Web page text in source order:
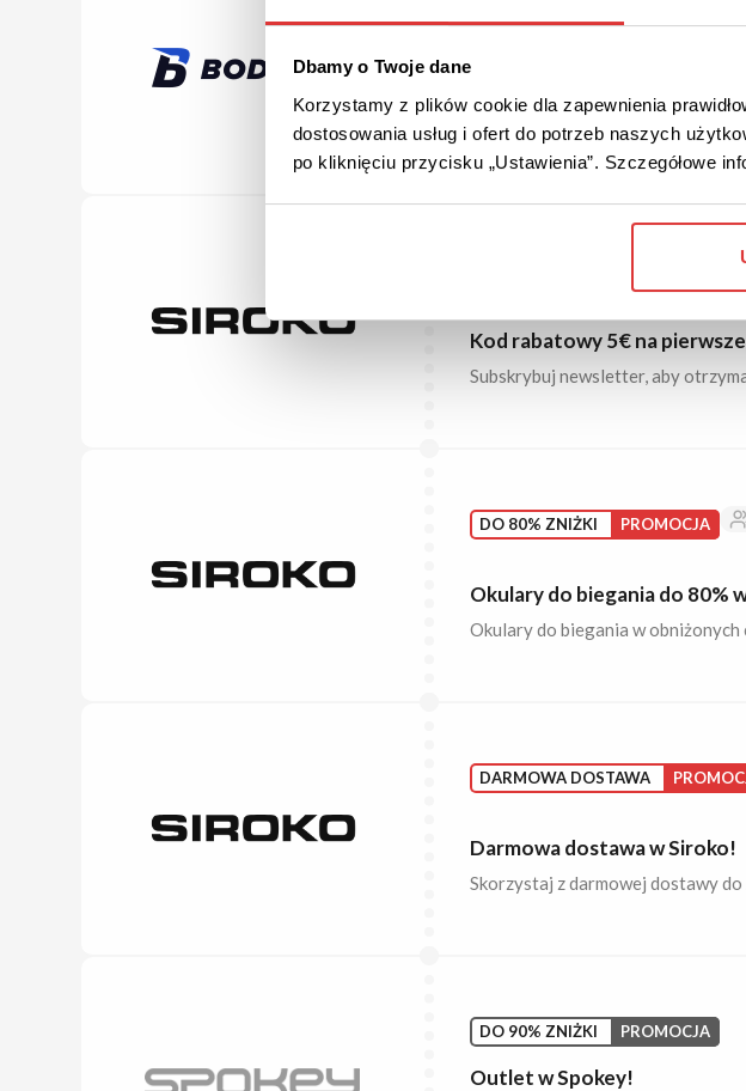
Dbamy o Twoje dane
Korzystamy z plików cookie dla zapewnienia
dostosowania usług i ofert do potrzeb naszych
po kliknięciu przycisku „Ustawienia”. Szczegółowe
Promocje do -50% w BodyPak!
Zobacz najnowsze promocje i
50%.
Kod rabatowy 5€ na
Subskrybuj newsletter, aby
DO 80% ZNIŻKI PROMOCJA
Okulary do biegania do 80%
Okulary do biegania w obniżonych
DARMOWA DOSTAWA
Darmowa dostawa w Siroko!
Skorzystaj z darmowej dostawy
DO 90% ZNIŻKI PROMOCJA
Outlet w Spokey!